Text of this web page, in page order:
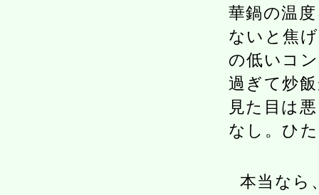
華鍋の温
ないと焦
の低いコ
過ぎて炒
見た目は
なし。ひ
本当なら